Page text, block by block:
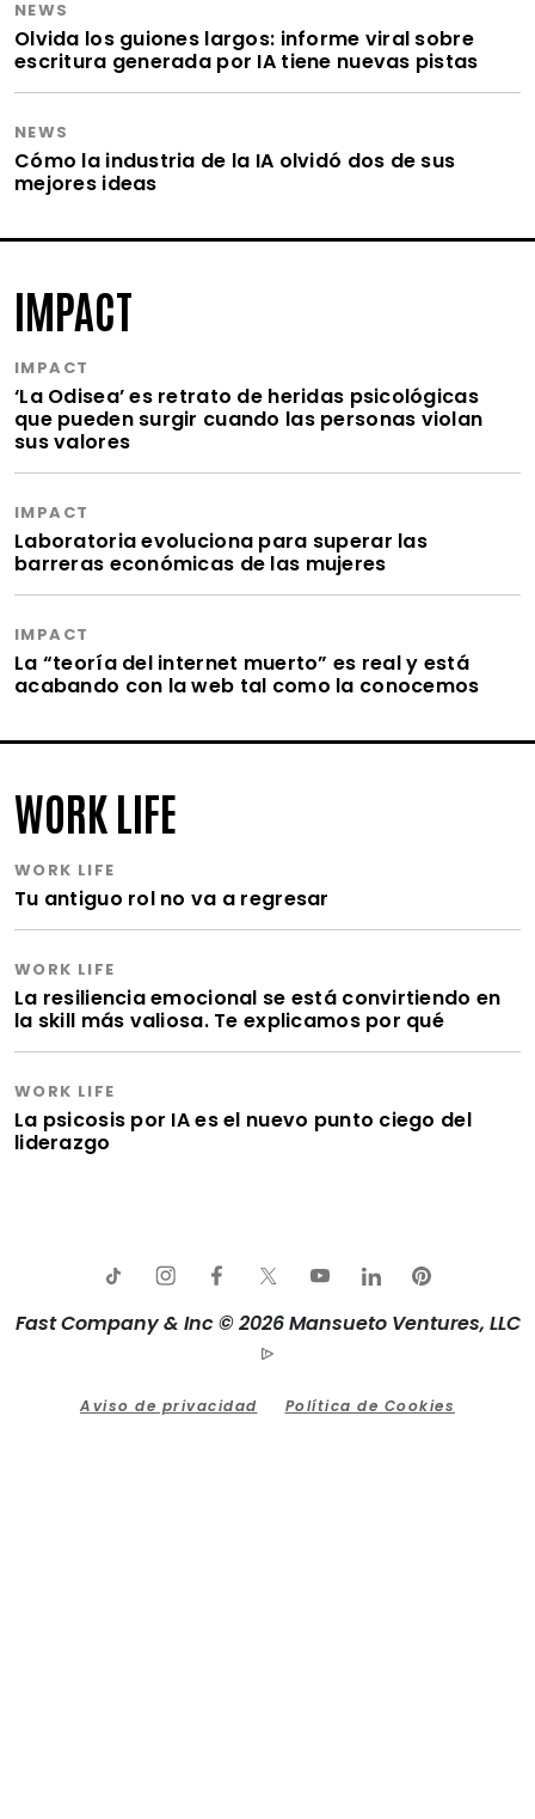
NEWS
Olvida los guiones largos: informe viral sobre
escritura generada por IA tiene nuevas pistas
NEWS
Cómo la industria de la IA olvidó dos de sus
mejores ideas
IMPACT
IMPACT
‘La Odisea’ es retrato de heridas psicológicas
que pueden surgir cuando las personas violan
sus valores
IMPACT
Laboratoria evoluciona para superar las
barreras económicas de las mujeres
IMPACT
La “teoría del internet muerto” es real y está
acabando con la web tal como la conocemos
WORK LIFE
WORK LIFE
Tu antiguo rol no va a regresar
WORK LIFE
La resiliencia emocional se está convirtiendo en
la skill más valiosa. Te explicamos por qué
WORK LIFE
La psicosis por IA es el nuevo punto ciego del
liderazgo
Fast Company & Inc © 2026 Mansueto Ventures, LLC
Aviso de privacidad Política de Cookies